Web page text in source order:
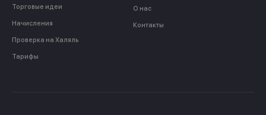
Торговые идеи
Начисления
Проверка на Халяль
Тарифы
О нас
Контакты